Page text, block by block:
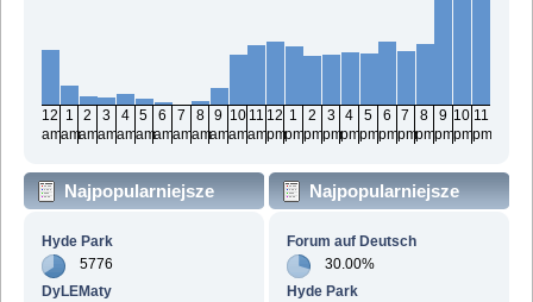
12
am
1
am
2
am
3
am
4
am
5
am
6
am
7
am
8
am
9
am
10
am
11
am
12
pm
1
pm
2
pm
3
pm
4
pm
5
pm
6
pm
7
pm
8
pm
9
pm
10
pm
11
pm
Najpopularniejsze
Hyde Park
5776
DyLEMaty
Najpopularniejsze
Forum auf Deutsch
30.00%
Hyde Park